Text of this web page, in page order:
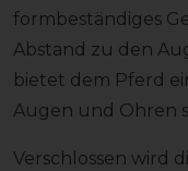
formbeständiges
Abstand zu den
bietet dem Pferd
Augen und Ohren
Verschlossen wird